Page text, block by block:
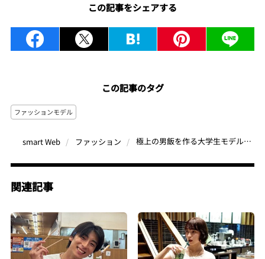
この記事をシェアする
この記事のタグ
ファッションモデル
smart Web ファッション 極上の男飯を作る大学生モデルはダーツとボーリングに夢中！| ファッションモデル・ラミーンの好きなもの
関連記事